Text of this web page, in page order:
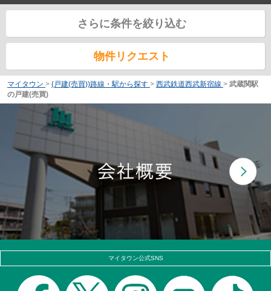
さらに条件を絞り込む
物件リクエスト
マイタウン > (戸建(売買))路線・駅から探す > 西武鉄道西武新宿線 > 武蔵関駅
の戸建(売買)
マイタウン公式SNS